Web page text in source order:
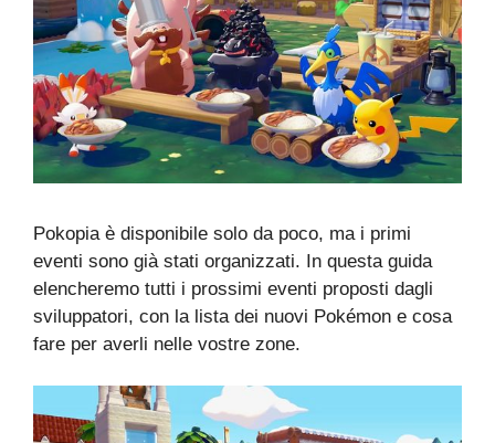
Pokopia è disponibile solo da poco, ma i primi
eventi sono già stati organizzati. In questa guida
elencheremo tutti i prossimi eventi proposti dagli
sviluppatori, con la lista dei nuovi Pokémon e cosa
fare per averli nelle vostre zone.